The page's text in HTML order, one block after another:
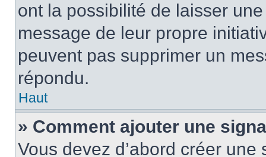
ont la possibilité de laisser
message de leur propre
peuvent pas supprimer un
répondu.
Haut
» Comment ajouter une
Vous devez d’abord créer